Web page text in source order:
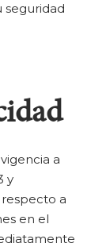
seguridad
a
y
a
en el